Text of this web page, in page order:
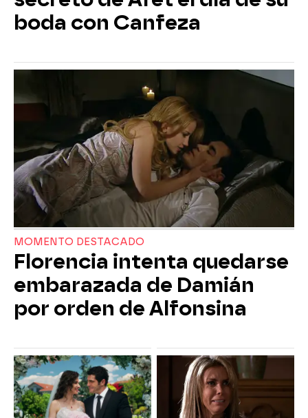
boda con Canfeza
MOMENTO DESTACADO
Florencia intenta quedarse
embarazada de Damián
por orden de Alfonsina